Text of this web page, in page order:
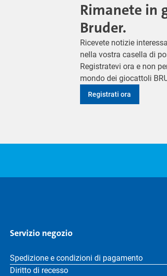
Rimanete in
Bruder.
Ricevete notizie
nella vostra casella di
Registratevi ora e non
mondo dei giocattoli
Registrati ora
Servizio negozio
Spedizione e condizioni di pagamento
Diritto di recesso